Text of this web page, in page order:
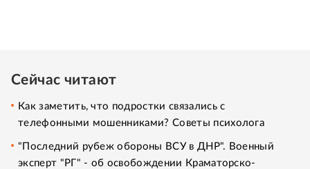
Сейчас читают
Как заметить, что подростки связались с
телефонными мошенниками? Советы психолога
"Последний рубеж обороны ВСУ в ДНР". Военный
эксперт "РГ" - об освобождении Краматорско-